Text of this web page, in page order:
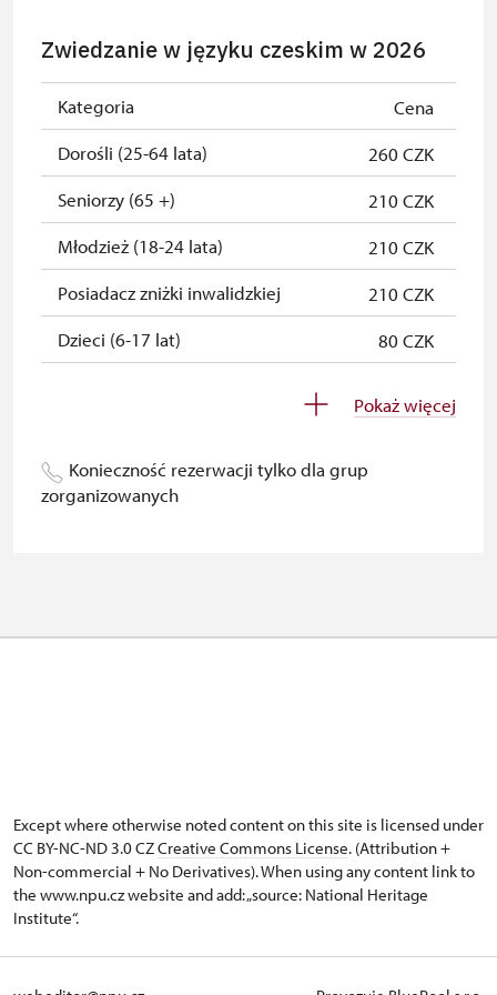
Jednorazowy, wolny bilet wydany
przez NPU
Osoba zatrudniona w organizacji
NPU (+ 3 osoby)
zadarmo
Posiadacz karty " Naš člověk" zadarmo
Zwiedzanie w języku czeskim w 2026
Kategoria
Cena
Dorośli (25-64 lata)
260 CZK
Seniorzy (65 +)
210 CZK
Młodzież (18-24 lata)
210 CZK
Posiadacz zniżki inwalidzkiej
210 CZK
Dzieci (6-17 lat)
80 CZK
Przewodnik osoby z grupą
inwalidzką
zadarmo
przez NPU
Jednorazowy, wolny bilet wydany
zadarmo
NPU (+ 3 osoby)
Pokaż więcej
Konieczność rezerwacji tylko dla grup
zorganizowanych
Except where otherwise noted content on this site is licensed under
CC BY-NC-ND 3.0 CZCreative Commons License. (Attribution +
Non-commercial + No Derivatives). When using any content link to
the www.npu.cz website and add: „source: National Heritage
Institute“.